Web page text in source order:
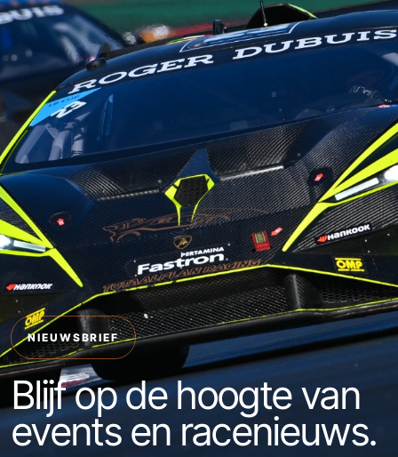
NIEUWSBRIEF
Blijf op de hoogte van
events en racenieuws.